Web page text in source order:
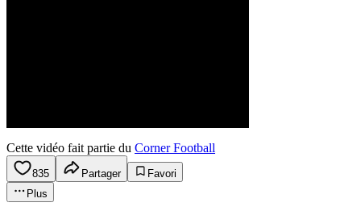
Cette vidéo fait partie du Corner Football
835 Partager
Favori
Plus